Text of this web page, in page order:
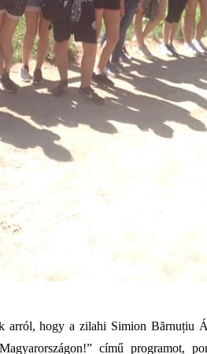
arról, hogy a zilahi Simion Bărnuțiu
című programot,